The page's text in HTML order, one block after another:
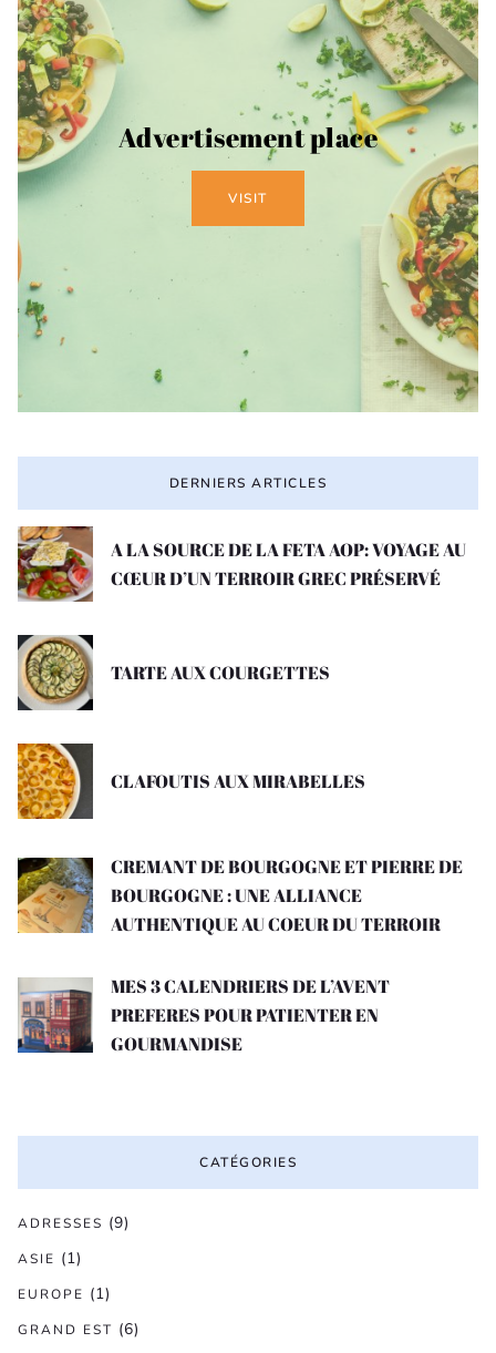
Advertisement place
VISIT
DERNIERS ARTICLES
A LA SOURCE DE LA FETA AOP: VOYAGE AU
CŒUR D’UN TERROIR GREC PRÉSERVÉ
TARTE AUX COURGETTES
CLAFOUTIS AUX MIRABELLES
CREMANT DE BOURGOGNE ET PIERRE DE
BOURGOGNE : UNE ALLIANCE
AUTHENTIQUE AU COEUR DU TERROIR
MES 3 CALENDRIERS DE L’AVENT
PREFERES POUR PATIENTER EN
GOURMANDISE
CATÉGORIES
ADRESSES (9)
ASIE (1)
EUROPE (1)
GRAND EST (6)